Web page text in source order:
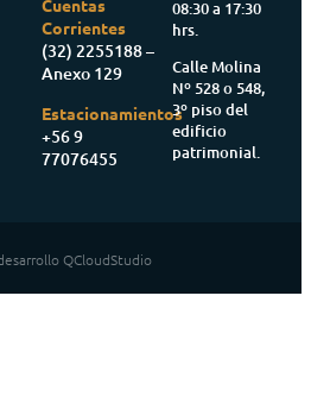
Cuentas
Corrientes
(32) 2255188 –
Anexo 129
Estacionamientos
+56 9
77076455
08:30 a 17:30
hrs.
Calle Molina
Nº 528 o 548,
3º piso del
edificio
patrimonial.
QCloudStudio